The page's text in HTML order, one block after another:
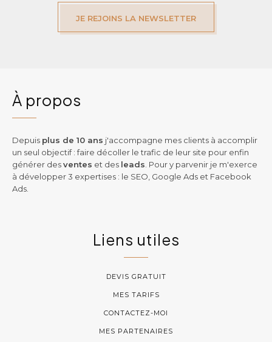
JE REJOINS LA NEWSLETTER
À propos
Depuis plus de 10 ans j'accompagne mes clients à accomplir
un seul objectif : faire décoller le trafic de leur site pour enfin
générer desventes et des leads . Pour y parvenir je m'exerce
à développer 3 expertises : le SEO, Google Ads et Facebook
Ads.
Liens utiles
DEVIS GRATUIT
MES TARIFS
CONTACTEZ-MOI
MES PARTENAIRES